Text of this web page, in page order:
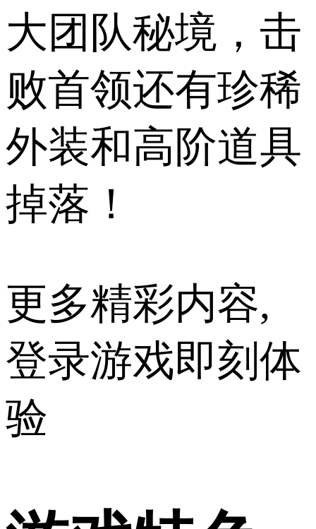
大团队秘境，击
败首领还有珍稀
外装和高阶道具
掉落！
更多精彩内容,
登录游戏即刻体
验